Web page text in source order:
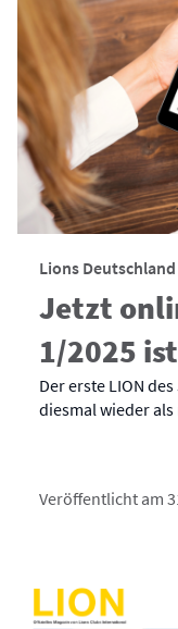
Lions Deutschland
Jetzt
1/2025
Der erste LION
diesmal wieder
Veröffentlicht am